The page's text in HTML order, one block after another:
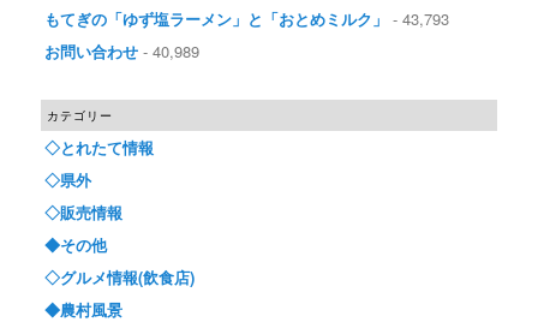
もてぎの「ゆず塩ラーメン」と「おとめミルク」 - 43,793
お問い合わせ - 40,989
カテゴリー
◇とれたて情報
◇県外
◇販売情報
◆その他
◇グルメ情報(飲食店)
◆農村風景